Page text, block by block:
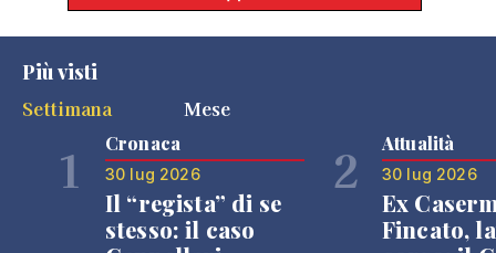
Più visti
Settimana
Mese
1 Cronaca
30 lug 2026
Il “regista” di se
stesso: il caso
2 Attualità
30 lug 2026
Ex
Fincato,